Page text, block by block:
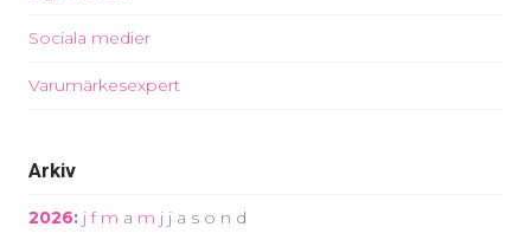
Sociala medier
Varumärkesexpert
Arkiv
2026: j f m a m j j a s o n d